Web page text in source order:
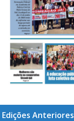
Edições Anteriores